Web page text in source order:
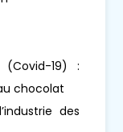
(Covid-19) :
chocolat
des